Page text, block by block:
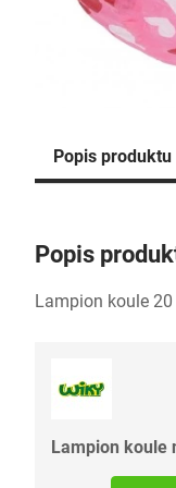
Popis produktu
Popis
Lampion koule
Lampion koule